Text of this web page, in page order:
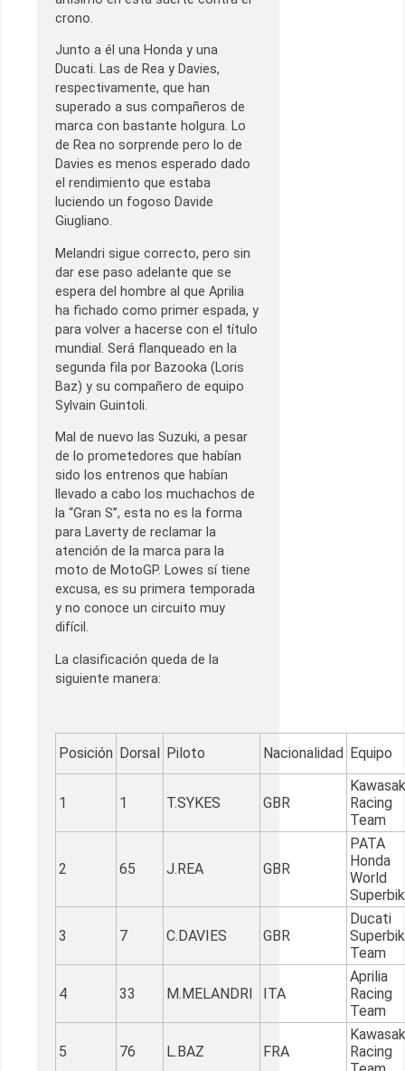
crono.
Junto a él una Honda y una
Ducati. Las de Rea y Davies,
respectivamente, que han
superado a sus compañeros de
marca con bastante holgura. Lo
de Rea no sorprende pero lo de
Davies es menos esperado dado
el rendimiento que estaba
luciendo un fogoso Davide
Giugliano.
Melandri sigue correcto, pero sin
dar ese paso adelante que se
espera del hombre al que Aprilia
ha fichado como primer espada, y
para volver a hacerse con el título
mundial. Será flanqueado en la
segunda fila por Bazooka (Loris
Baz) y su compañero de equipo
Sylvain Guintoli.
Mal de nuevo las Suzuki, a pesar
de lo prometedores que habían
sido los entrenos que habían
llevado a cabo los muchachos de
la “Gran S”, esta no es la forma
para Laverty de reclamar la
atención de la marca para la
moto de MotoGP. Lowes sí tiene
excusa, es su primera temporada
y no conoce un circuito muy
difícil.
La clasificación queda de la
siguiente manera:
Posición Dorsal Piloto Nacionalidad Equipo
1 1 T.SYKES GBR
Racing
Team
2 65 J.REA GBR
PATA
Honda
World
3 7 C.DAVIES GBR
Ducati
Team
4 33 M.MELANDRI ITA
Aprilia
Racing
Team
5 76 L.BAZ FRA
Racing